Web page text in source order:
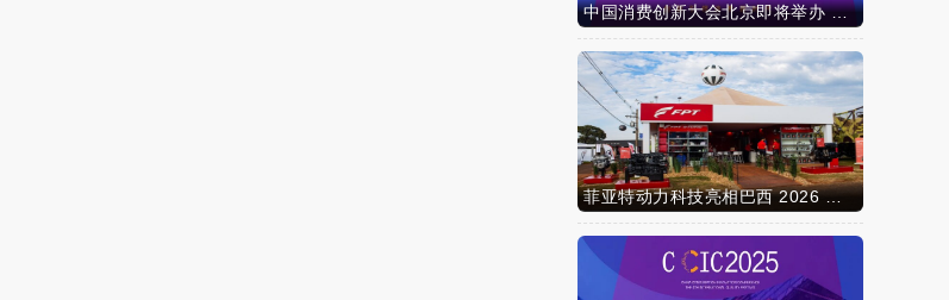
中国消费创新大会北京即将举办 携手智迈电动车引领消费新时代
菲亚特动力科技亮相巴西 2026 年农业展，动力技术提升到新高度